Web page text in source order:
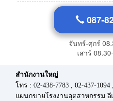
087-
จันทร์-ศุกร์
เสาร์
สำนักงานใหญ่
โทร : 02-438-7783 , 02-437-1094
แผนกขายโรงงานอุตสาหกรรม อีเ